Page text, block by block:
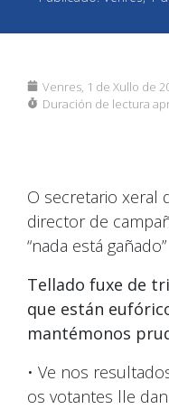
Venres, 1 de Xullo de
Duración de lectura
O secretario xeral
director de
“nada está gañado”
Tellado fuxe de
que están
mantémonos
• Ve nos
os votantes lle